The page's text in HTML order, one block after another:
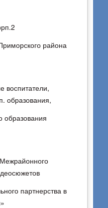
района
воспитатели,
образования,
образования
Межрайонного
партнерства в